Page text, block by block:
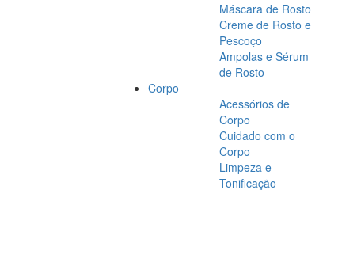
Máscara de Rosto
Creme de Rosto e
Pescoço
Ampolas e Sérum
de Rosto
Corpo
Acessórios de
Corpo
Cuidado com o
Corpo
Limpeza e
Tonificação